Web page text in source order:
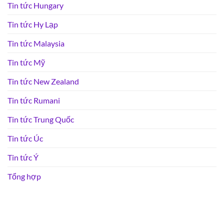
Tin tức Hungary
Tin tức Hy Lạp
Tin tức Malaysia
Tin tức Mỹ
Tin tức New Zealand
Tin tức Rumani
Tin tức Trung Quốc
Tin tức Úc
Tin tức Ý
Tổng hợp